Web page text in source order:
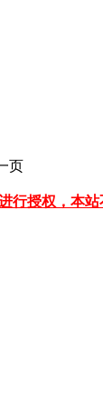
页
行授权，本